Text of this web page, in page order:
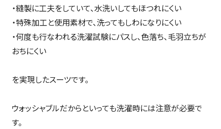
・縫製に工夫をしていて、水洗いしてもほつれにくい
・特殊加工と使用素材で、洗ってもしわになりにくい
・何度も行なわれる洗濯試験にパスし、色落ち、毛羽立ちが
おちにくい
を実現したスーツです。
ウォッシャブルだからといっても洗濯時には注意が必要で
す。